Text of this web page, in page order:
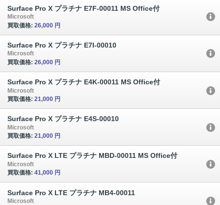
Surface Pro X プラチナ E7F-00011 MS Office付
Microsoft
買取価格: 26,000 円
Surface Pro X プラチナ E7I-00010
Microsoft
買取価格: 26,000 円
Surface Pro X プラチナ E4K-00011 MS Office付
Microsoft
買取価格: 21,000 円
Surface Pro X プラチナ E4S-00010
Microsoft
買取価格: 21,000 円
Surface Pro X LTE プラチナ MBD-00011 MS Office付
Microsoft
買取価格: 41,000 円
Surface Pro X LTE プラチナ MB4-00011
Microsoft